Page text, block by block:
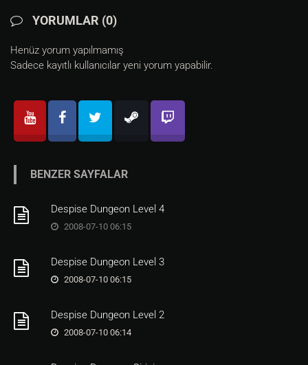
YORUMLAR (0)
Henüz yorum yapılmamış
Sadece kayıtlı kullanıcılar yeni yorum yapabilir.
BENZER SAYFALAR
Despise Dungeon Level 4
2008-07-10 06:15
Despise Dungeon Level 3
2008-07-10 06:15
Despise Dungeon Level 2
2008-07-10 06:14